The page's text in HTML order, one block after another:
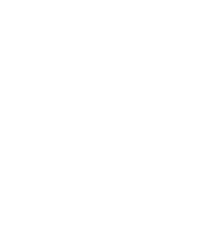
用戶可立即使用無須另外申請。
成立後會自動跳轉到大哥付的交易